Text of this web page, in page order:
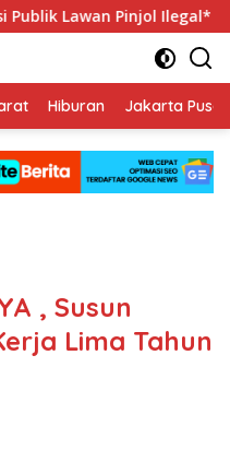
Lawan Pinjol Ilegal*
Hiburan Jakarta Pusat
, Susun
Lima Tahun